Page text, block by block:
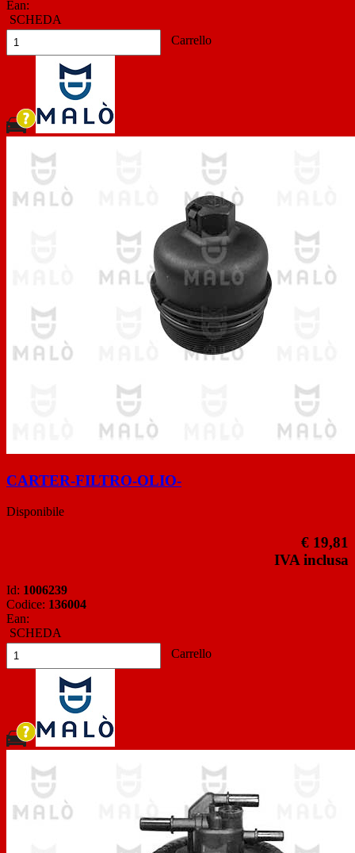
Ean:
SCHEDA
Carrello
CARTER-FILTRO-OLIO-
Disponibile
€ 19,81
IVA inclusa
Id: 1006239
Codice: 136004
Ean:
SCHEDA
Carrello